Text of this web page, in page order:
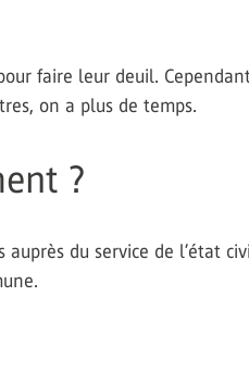
faire leur deuil.
on a plus de temps.
?
du service de l’état